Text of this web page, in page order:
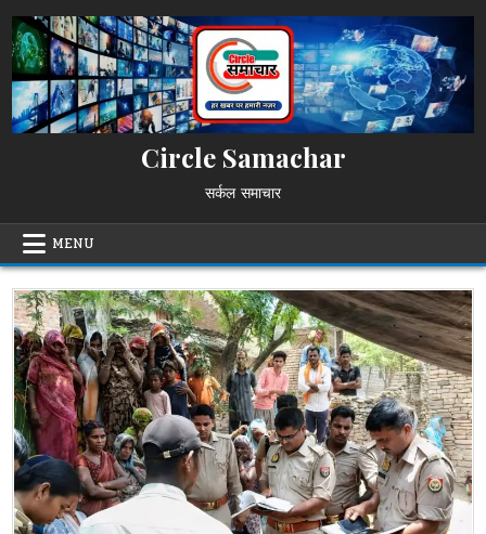
to
content
Circle Samachar
सर्कल समाचार
MENU